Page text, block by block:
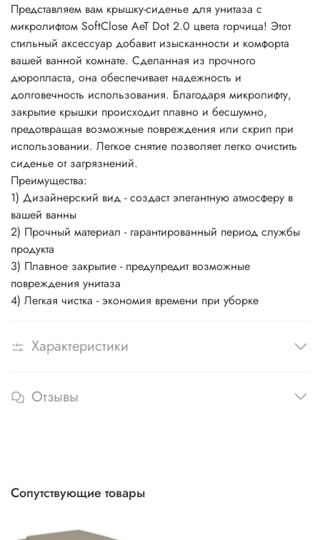
Представляем вам крышку-сиденье для унитаза с
микролифтом SoftClose AeT Dot 2.0 цвета горчица! Этот
стильный аксессуар добавит изысканности и комфорта
вашей ванной комнате. Сделанная из прочного
дюропласта, она обеспечивает надежность и
долговечность использования. Благодаря микролифту,
закрытие крышки происходит плавно и бесшумно,
предотвращая возможные повреждения или скрип при
использовании. Легкое снятие позволяет легко очистить
сиденье от загрязнений.
Преимущества:
1) Дизайнерский вид - создаст элегантную атмосферу в
вашей ванны
2) Прочный материал - гарантированный период службы
продукта
3) Плавное закрытие - предупредит возможные
повреждения унитаза
4) Легкая чистка - экономия времени при уборке
Характеристики
Отзывы
Сопутствующие товары